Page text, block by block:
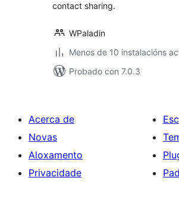
contact sharing.
WPaladin
Menos de 10 instalacións
Probado con 7.0.3
Acerca de
Novas
Aloxamento
Privacidade